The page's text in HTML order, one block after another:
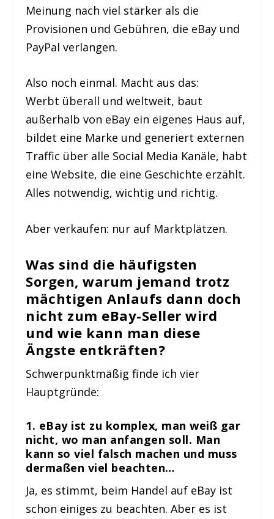
Meinung nach viel stärker als die
Provisionen und Gebühren, die eBay und
PayPal verlangen.
Also noch einmal. Macht aus das:
Werbt überall und weltweit, baut
außerhalb von eBay ein eigenes Haus auf,
bildet eine Marke und generiert externen
Traffic über alle Social Media Kanäle, habt
eine Website, die eine Geschichte erzählt.
Alles notwendig, wichtig und richtig.
Aber verkaufen: nur auf Marktplätzen.
Was sind die häufigsten
Sorgen, warum jemand trotz
mächtigen Anlaufs dann doch
nicht zum eBay-Seller wird
und wie kann man diese
Ängste entkräften?
Schwerpunktmäßig finde ich vier
Hauptgründe:
1. eBay ist zu komplex, man weiß gar
nicht, wo man anfangen soll. Man
kann so viel falsch machen und muss
dermaßen viel beachten…
Ja, es stimmt, beim Handel auf eBay ist
schon einiges zu beachten. Aber es ist